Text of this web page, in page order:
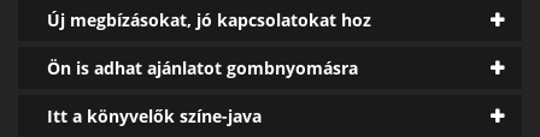
Új megbízásokat, jó kapcsolatokat hoz
Ön is adhat ajánlatot gombnyomásra
Itt a könyvelők színe-java